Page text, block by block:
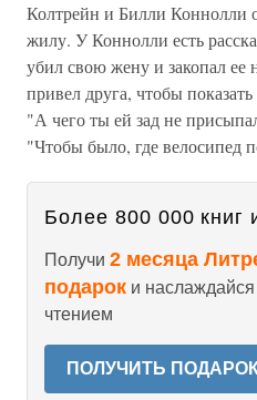
Колтрейн и Билли Коннолли
жилу. У Коннолли есть
убил свою жену и закопал ее
привел друга, чтобы
"А чего ты ей зад не
"Чтобы было, где велосипед
Более 800 000 книг
Получи 2 месяца
подарок и
чтением
ПОЛУЧИТЬ